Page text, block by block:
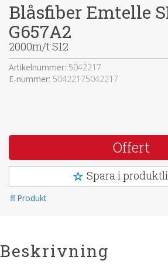
Blåsfiber Emtelle
G657A2
2000m/t S12
Artikelnummer: 5042217
E-nummer: 50422175042217
Offert
Spara i
Produkt
Beskrivning